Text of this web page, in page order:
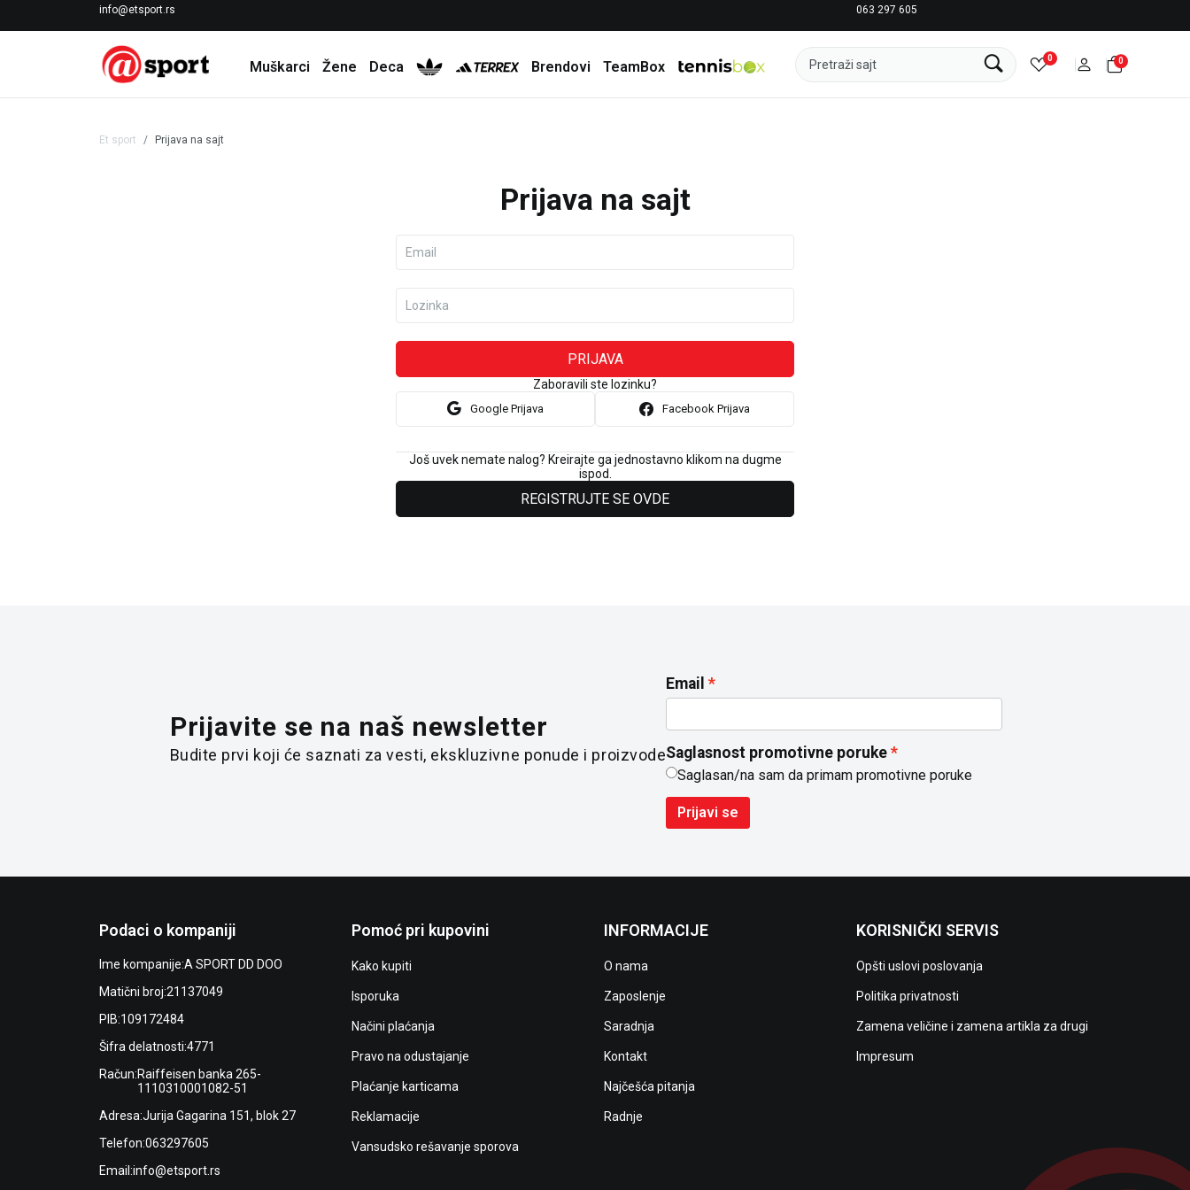
info@etsport.rs
LICENCIRANI CLEARANCE PARTNER ADIDAS 063 297 605
Muškarci Žene Deca Brendovi TeamBox Pretraži sajt 0 0
Et sport Prijava na sajt
Prijava na sajt
Email
Lozinka
PRIJAVA
Zaboravili ste lozinku?
Google Prijava Facebook Prijava
Još uvek nemate nalog? Kreirajte ga jednostavno klikom na dugme
ispod.
REGISTRUJTE SE OVDE
Prijavite se na naš newsletter
Budite prvi koji će saznati za vesti, ekskluzivne ponude i proizvode
Email
Saglasnost promotivne poruke
Saglasan/na sam da primam promotivne poruke
Prijavi se
Podaci o kompaniji
Ime kompanije:A SPORT DD DOO
Matični broj:21137049
PIB:109172484
Šifra delatnosti:4771
Račun:Raiffeisen banka 265-
1110310001082-51
Adresa:Jurija Gagarina 151, blok 27
Telefon:063297605
Email:info@etsport.rs
Pomoć pri kupovini
Kako kupiti
Isporuka
Načini plaćanja
Pravo na odustajanje
Plaćanje karticama
Reklamacije
Vansudsko rešavanje sporova
INFORMACIJE
O nama
Zaposlenje
Saradnja
Kontakt
Najčešća pitanja
Radnje
KORISNIČKI SERVIS
Opšti uslovi poslovanja
Politika privatnosti
Zamena veličine i zamena artikla za drugi
Impresum